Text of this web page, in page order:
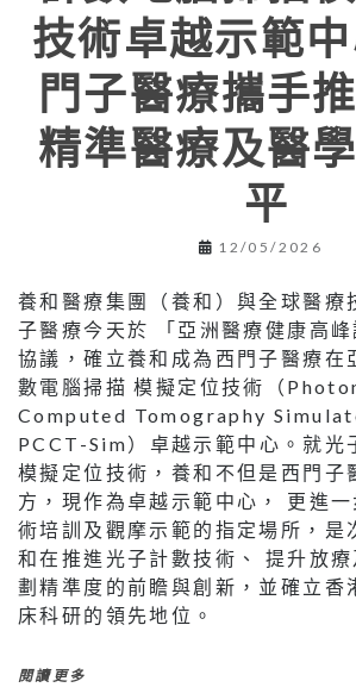
技術卓越示範
門子醫療攜手
精準醫療及醫
平
12/05/2026
養和醫療集團（養和）與全球醫療
子醫療今天於 「亞洲醫療健康高
協議，確立養和成為西門子醫療在
數電腦掃描 模擬定位技術（
Computed Tomography
PCCT-Sim）卓越示範中心。就光
模擬定位技術，養和不但是西門子
方，現作為卓越示範中心， 更進
術培訓及觀摩示範的指定場所，是
和在推進光子計數技術、 提升放
劃精準度的前瞻與創新，並確立香
床科研的領先地位。
閱讀更多